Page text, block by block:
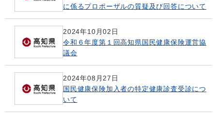
に係るプロポーザルの質疑及び回答について
2024年10月02日
令和６年度第１回高知県国民健康保険運営協
議会
2024年08月27日
国民健康保険加入者の特定健康診査受診につ
いて